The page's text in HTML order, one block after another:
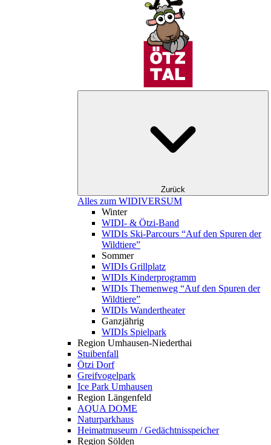
Zurück
Alles zum WIDIVERSUM
Winter
WIDI- & Ötzi-Band
WIDIs Ski-Parcours “Auf den Spuren der
Wildtiere”
Sommer
WIDIs Grillplatz
WIDIs Kinderprogramm
WIDIs Themenweg “Auf den Spuren der
Wildtiere”
WIDIs Wandertheater
Ganzjährig
WIDIs Spielpark
Region Umhausen-Niederthai
Stuibenfall
Ötzi Dorf
Greifvogelpark
Ice Park Umhausen
Region Längenfeld
AQUA DOME
Naturparkhaus
Heimatmuseum / Gedächtnisspeicher
Region Sölden